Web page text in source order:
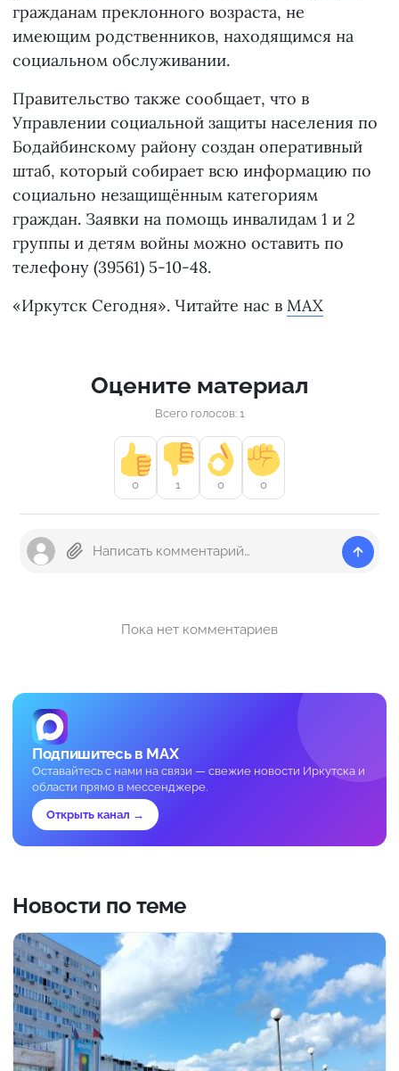
гражданам преклонного возраста, не
имеющим родственников, находящимся на
социальном обслуживании.
Правительство также сообщает, что в
Управлении социальной защиты населения по
Бодайбинскому району создан оперативный
штаб, который собирает всю информацию по
социально незащищённым категориям
граждан. Заявки на помощь инвалидам 1 и 2
группы и детям войны можно оставить по
телефону (39561) 5-10-48.
«Иркутск Сегодня». Читайте нас в MAX
Оцените материал
Всего голосов: 1
0 1 0 0
Пока нет комментариев
Подпишитесь в MAX
Оставайтесь с нами на связи — свежие новости Иркутска и
области прямо в мессенджере.
Открыть канал →
Новости по теме